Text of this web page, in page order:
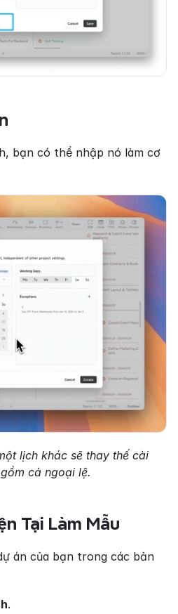
bạn có thể nhập nó làm cơ
lịch khác sẽ thay thế cài
cả ngoại lệ.
Tại Làm Mẫu
án của bạn trong các bản
.